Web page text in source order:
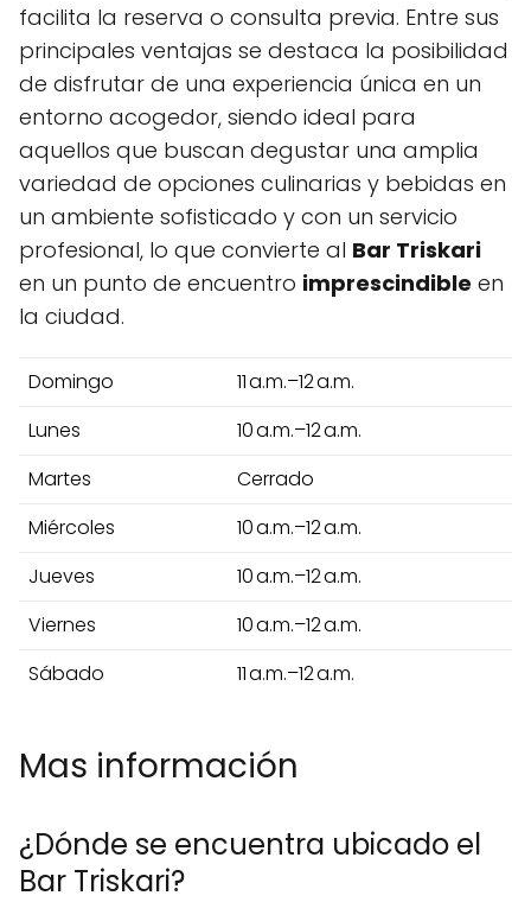
facilita la reserva o consulta previa. Entre sus
principales ventajas se destaca la posibilidad
de disfrutar de una experiencia única en un
entorno acogedor, siendo ideal para
aquellos que buscan degustar una amplia
variedad de opciones culinarias y bebidas en
un ambiente sofisticado y con un servicio
profesional, lo que convierte al Bar Triskari
en un punto de encuentro imprescindible en
la ciudad.
Domingo
11 a.m.–12 a.m.
Lunes
10 a.m.–12 a.m.
Martes
Cerrado
Miércoles
10 a.m.–12 a.m.
Jueves
10 a.m.–12 a.m.
Viernes
10 a.m.–12 a.m.
Sábado
11 a.m.–12 a.m.
Mas información
¿Dónde se encuentra ubicado el
Bar Triskari?